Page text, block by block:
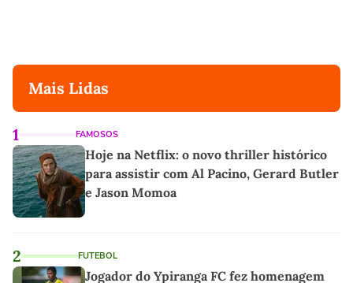
Mais Lidas
1 FAMOSOS
Hoje na Netflix: o novo thriller histórico
para assistir com Al Pacino, Gerard Butler
e Jason Momoa
2 FUTEBOL
Jogador do Ypiranga FC fez homenagem